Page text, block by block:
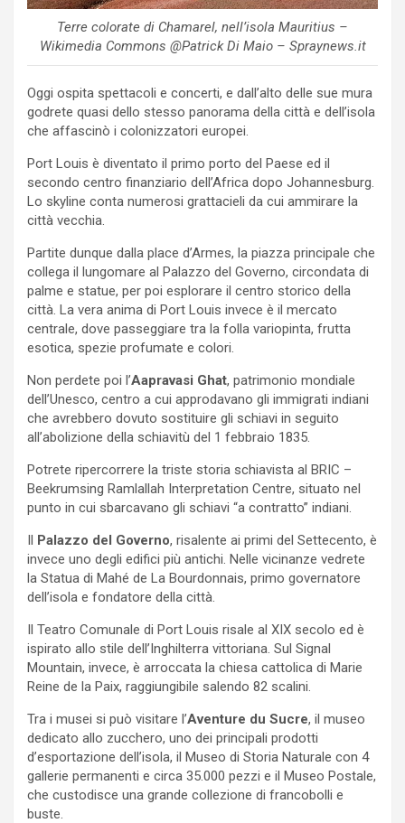
Terre colorate di Chamarel, nell’isola Mauritius –
Wikimedia Commons @Patrick Di Maio – Spraynews.it
Oggi ospita spettacoli e concerti, e dall’alto delle sue mura
godrete quasi dello stesso panorama della città e dell’isola
che affascinò i colonizzatori europei.
Port Louis è diventato il primo porto del Paese ed il
secondo centro finanziario dell’Africa dopo Johannesburg.
Lo skyline conta numerosi grattacieli da cui ammirare la
città vecchia.
Partite dunque dalla place d’Armes, la piazza principale che
collega il lungomare al Palazzo del Governo, circondata di
palme e statue, per poi esplorare il centro storico della
città. La vera anima di Port Louis invece è il mercato
centrale, dove passeggiare tra la folla variopinta, frutta
esotica, spezie profumate e colori.
Non perdete poi l’Aapravasi Ghat, patrimonio mondiale
dell’Unesco, centro a cui approdavano gli immigrati indiani
che avrebbero dovuto sostituire gli schiavi in seguito
all’abolizione della schiavitù del 1 febbraio 1835.
Potrete ripercorrere la triste storia schiavista al BRIC –
Beekrumsing Ramlallah Interpretation Centre, situato nel
punto in cui sbarcavano gli schiavi “a contratto” indiani.
Il Palazzo del Governo, risalente ai primi del Settecento, è
invece uno degli edifici più antichi. Nelle vicinanze vedrete
la Statua di Mahé de La Bourdonnais, primo governatore
dell’isola e fondatore della città.
Il Teatro Comunale di Port Louis risale al XIX secolo ed è
ispirato allo stile dell’Inghilterra vittoriana. Sul Signal
Mountain, invece, è arroccata la chiesa cattolica di Marie
Reine de la Paix, raggiungibile salendo 82 scalini.
Tra i musei si può visitare l’Aventure du Sucre, il museo
dedicato allo zucchero, uno dei principali prodotti
d’esportazione dell’isola, il Museo di Storia Naturale con 4
gallerie permanenti e circa 35.000 pezzi e il Museo Postale,
che custodisce una grande collezione di francobolli e
buste.